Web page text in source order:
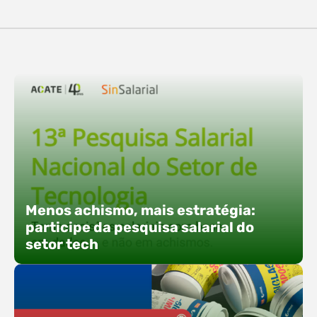
O Polo ACATE-ACIRS confirma presença na
direta: transformar o espaço em um ponto ativo
de conexões e oportunidades. Ao lado do polo, 13
empresas associadas integram o espaço tech,
que estará conectado a um dos palcos
alternativos do evento. A presença conjunta
fortalece o ecossistema e amplia…
Menos achismo, mais estratégia:
participe da pesquisa salarial do
setor tech